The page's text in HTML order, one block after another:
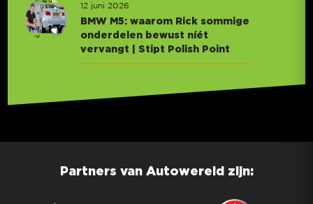
12 juni 2026
BMW M5: waarom Rick sommige
onderdelen bewust níét
vervangt | Stipt Polish Point
Partners van Autowereld zijn: